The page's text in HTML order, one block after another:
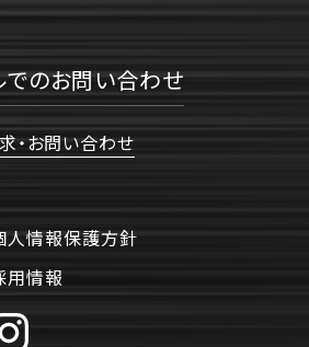
でのお問い合わせ
・お問い合わせ
人情報保護方針
用情報